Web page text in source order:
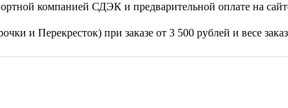
компанией СДЭК и предварительной оплате на
и Перекресток) при заказе от 3 500 рублей и весе